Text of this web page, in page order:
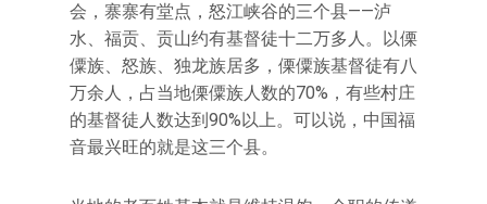
会，寨寨有堂点，怒江峡谷的三个县——泸
水、福贡、贡山约有基督徒十二万多人。以傈
僳族、怒族、独龙族居多，傈僳族基督徒有八
万余人，占当地傈僳族人数的70%，有些村庄
的基督徒人数达到90%以上。可以说，中国福
音最兴旺的就是这三个县。